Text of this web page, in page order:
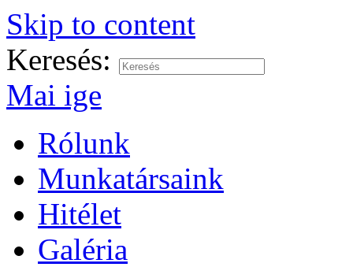
Skip to content
Keresés:
Mai ige
Rólunk
Munkatársaink
Hitélet
Galéria